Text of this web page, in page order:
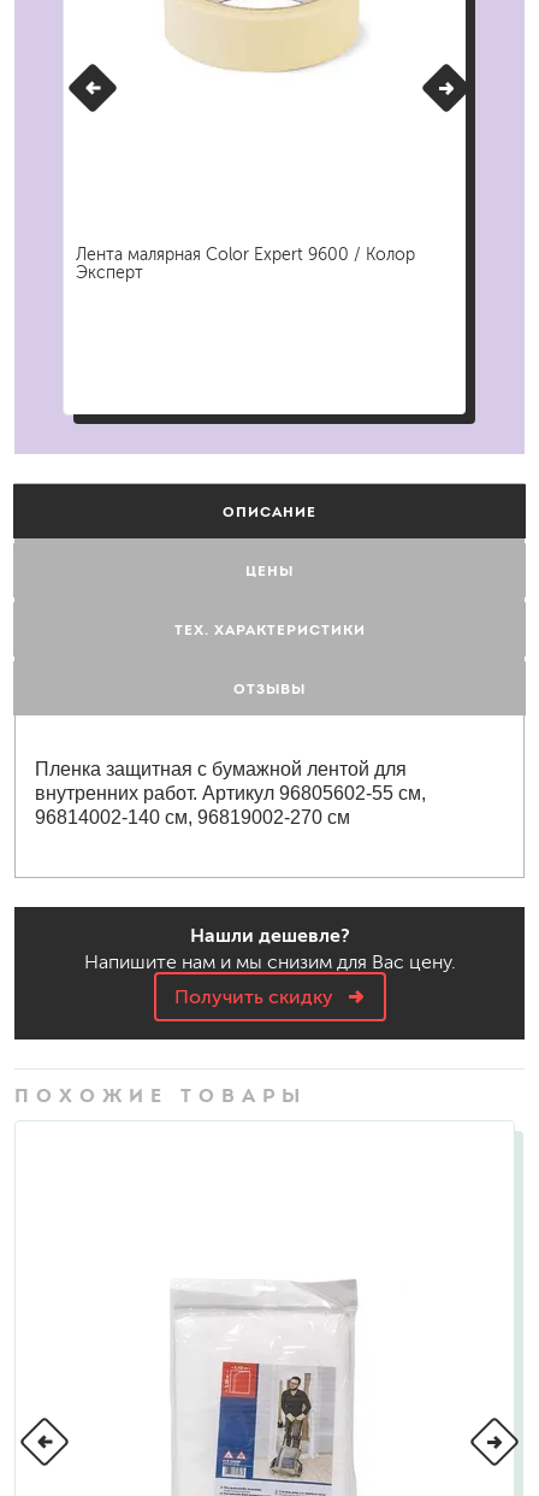
Лента малярная Color Expert 9600 / Колор
Эксперт
ОПИСАНИЕ
ЦЕНЫ
ТЕХ. ХАРАКТЕРИСТИКИ
ОТЗЫВЫ
Пленка защитная с бумажной лентой для
внутренних работ. Артикул 96805602-55 см,
96814002-140 см, 96819002-270 см
Нашли дешевле?
Напишите нам и мы снизим для Вас цену.
Получить скидку
ПОХОЖИЕ ТОВАРЫ